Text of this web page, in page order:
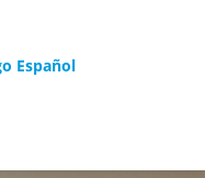
Español